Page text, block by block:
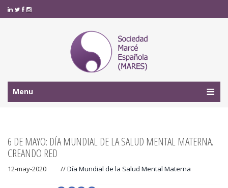
Menu
6 DE MAYO: DÍA MUNDIAL DE LA SALUD MENTAL MATERNA.
CREANDO RED
12-may-2020 //Día Mundial de la Salud Mental Materna